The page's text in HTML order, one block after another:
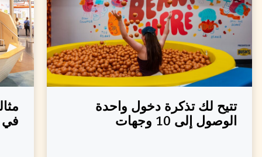
تتيح لك تذكرة دخول واحدة
الوصول إلى 10 وجهات
في